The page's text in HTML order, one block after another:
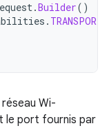
.Builder()
.
Wi-
le port fournis par